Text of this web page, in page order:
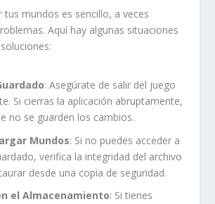
tus mundos es sencillo, a veces
Aquí hay algunas situaciones
: Asegúrate de salir del juego
Si cierras la aplicación abruptamente,
no se guarden los cambios.
Mundos: Si no puedes acceder a
verifica la integridad del archivo
desde una copia de seguridad.
el Almacenamiento: Si tienes